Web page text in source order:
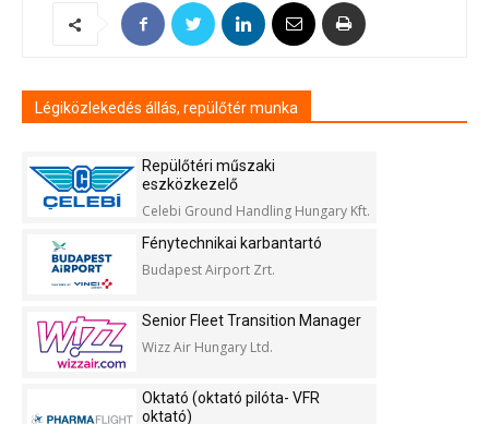
Légiközlekedés állás, repülőtér munka
Repülőtéri műszaki
eszközkezelő
Celebi Ground Handling Hungary Kft.
Fénytechnikai karbantartó
Budapest Airport Zrt.
Senior Fleet Transition Manager
Wizz Air Hungary Ltd.
Oktató (oktató pilóta- VFR
oktató)